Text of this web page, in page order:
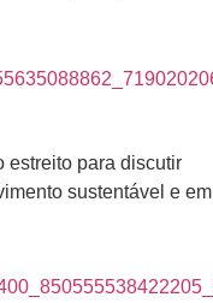
estreito para discutir
sustentável e em